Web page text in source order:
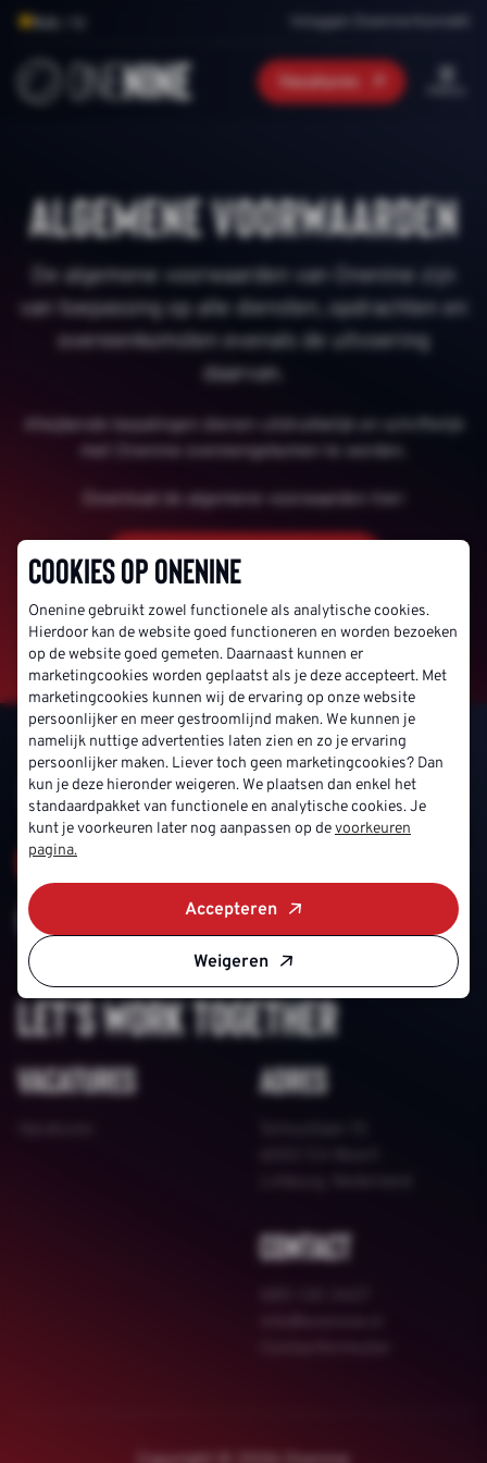
9.0 Inloggen Onenine Konnekt
Vacatures
Algemene voorwaarden
De algemene voorwaarden van Onenine zijn
van toepassing op alle diensten, opdrachten en
overeenkomsten evenals de uitvoering
daarvan.
Afwijkende bepalingen dienen uitdrukkelijk en schriftelijk
met Onenine overeengekomen te worden.
Download de algemene voorwaarden hier:
Algemene voorwaarden
Vacatures
Let's work together
Vacatures Adres
Contact
Cookies op Onenine
Onenine gebruikt zowel functionele als analytische cookies.
Hierdoor kan de website goed functioneren en worden bezoeken
op de website goed gemeten. Daarnaast kunnen er
marketingcookies worden geplaatst als je deze accepteert. Met
marketingcookies kunnen wij de ervaring op onze website
persoonlijker en meer gestroomlijnd maken. We kunnen je
namelijk nuttige advertenties laten zien en zo je ervaring
persoonlijker maken. Liever toch geen marketingcookies? Dan
kun je deze hieronder weigeren. We plaatsen dan enkel het
standaardpakket van functionele en analytische cookies. Je
kunt je voorkeuren later nog aanpassen op devoorkeuren
pagina.
Accepteren
Weigeren